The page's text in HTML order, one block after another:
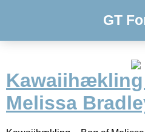
GT
Melissa